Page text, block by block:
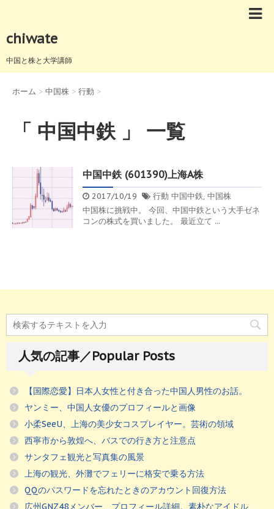
chiwate
中国と株と大学講師
ホーム > 中国株 > 行動 >
「 中国中鉄 」 一覧
中国中鉄 (601390)上海A株
2017/10/19 行動 中国中鉄, 中国株
中国株に挑戦中。 今回、中国中鉄という大手ゼネ
コンの株式を買いました。 最近立て ...
人気の記事／Popular Posts
【国際恋愛】日本人女性と付き合った中国人男性のお話。
ヤンミー、中国人女優のプロフィールと画像
小柔SeeU、上海の美少女コスプレイヤー。芸術の領域
西寧市から敦煌へ、バスでの行き方と注意点
サンタフェ観光と写真集の風景
上海の観光、外灘でフェリーに格安で乗る方法
QQのパスワードを忘れたときのアカウント回復方法
広州GNZ48メンバー、プロフィール詳細。素朴なアイドル